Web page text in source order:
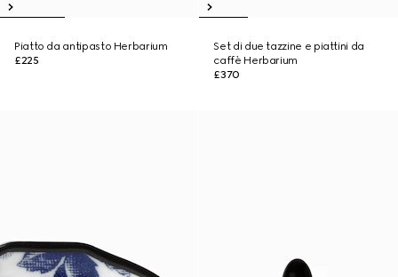
Piatto da antipasto Herbarium
£225
Set di due tazzine e piattini da
caffè Herbarium
£370